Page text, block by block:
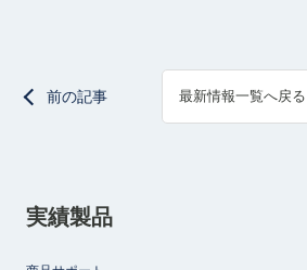
前の記事 最新情報一覧へ戻る
実績製品